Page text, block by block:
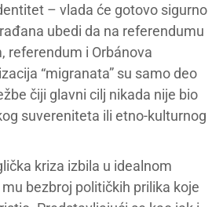
– vlada će gotovo sigurno
ubedi da na referendumu
referendum i Orbánova
“migranata” su samo deo
čiji glavni cilj nikada nije bio
suvereniteta ili etno-kulturnog
kriza izbila u idealnom
bezbroj političkih prilika koje